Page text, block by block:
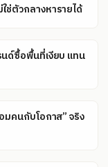
ช่ตัวกลางหารายได้
ด์ซื้อพื้นที่เงียบ แทน
มคนกับโอกาส” จริง